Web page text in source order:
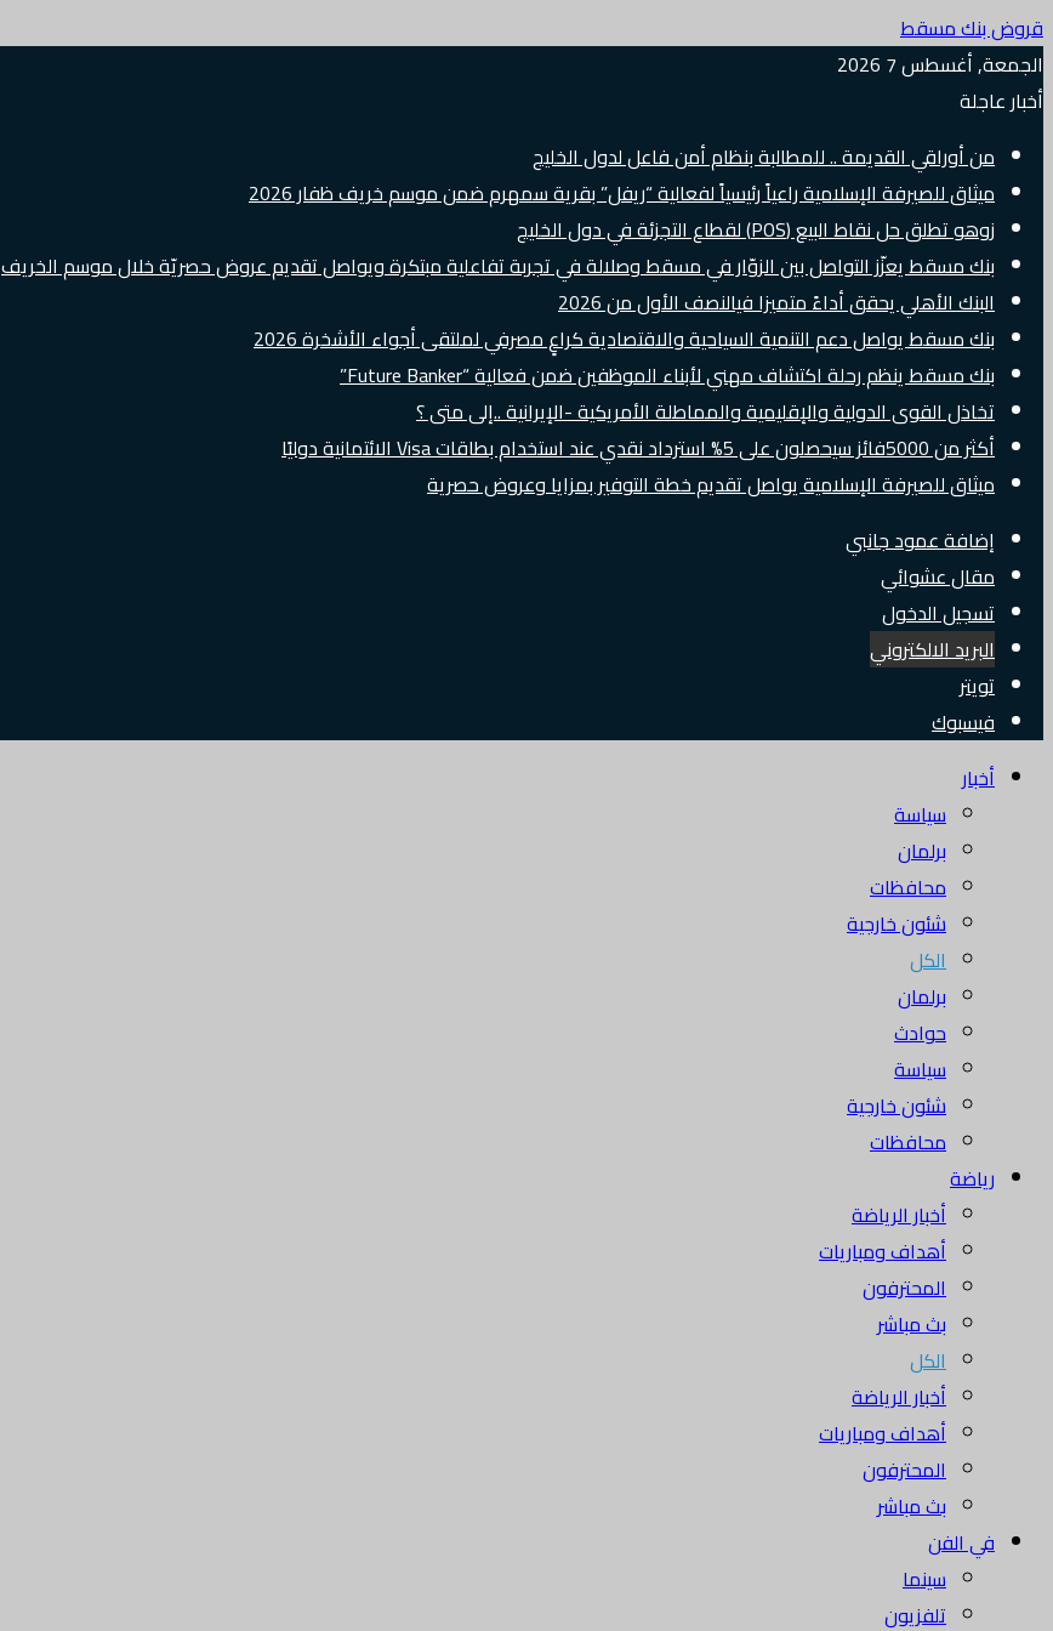
قروض بنك مسقط
الجمعة, أغسطس 7 2026
أخبار عاجلة
من أوراقي القديمة .. للمطالبة بنظام أمن فاعل لدول الخليج
ميثاق للصيرفة الإسلامية راعياً رئيسياً لفعالية “ريفل” بقرية سمهرم ضمن موسم خريف ظفار 2026
زوهو تطلق حل نقاط البيع (POS) لقطاع التجزئة في دول الخليج
بنك مسقط يعزّز التواصل بين الزوّار في مسقط وصلالة في تجربة تفاعلية مبتكرة ويواصل تقديم عروض حصريّة خلال موسم الخريف
البنك الأهلي يحقق أداءً متميزا فيالنصف الأول من 2026
بنك مسقط يواصل دعم التنمية السياحية والاقتصادية كراعٍ مصرفي لملتقى أجواء الأشخرة 2026
بنك مسقط ينظم رحلة اكتشاف مهني لأبناء الموظفين ضمن فعالية “Future Banker”
تخاذل القوى الدولية والإقليمية والمماطلة الأمريكية -الإيرانية ..إلى متى ؟
أكثر من 5000فائز سيحصلون على 5% استرداد نقدي عند استخدام بطاقات Visa الائتمانية دوليًا
ميثاق للصيرفة الإسلامية يواصل تقديم خطة التوفير بمزايا وعروض حصرية
إضافة عمود جانبي
مقال عشوائي
تسجيل الدخول
البريد الالكتروني
تويتر
فيسبوك
أخبار
سياسة
برلمان
محافظات
شئون خارجية
الكل
برلمان
حوادث
سياسة
شئون خارجية
محافظات
رياضة
أخبار الرياضة
أهداف ومباريات
المحترفون
بث مباشر
الكل
أخبار الرياضة
أهداف ومباريات
المحترفون
بث مباشر
في الفن
سينما
تلفزيون